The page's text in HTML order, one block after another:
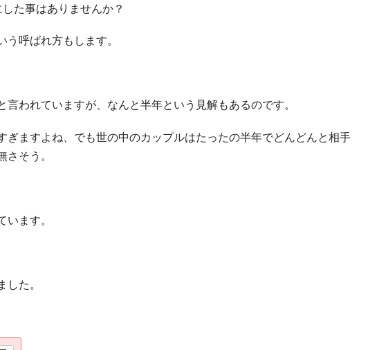
た事はありませんか？
呼ばれ方もします。
われていますが、なんと半年という見解もあるのです。
ぎますよね、でも世の中のカップルはたったの半年でどんどんと相手
さそう。
います。
した。